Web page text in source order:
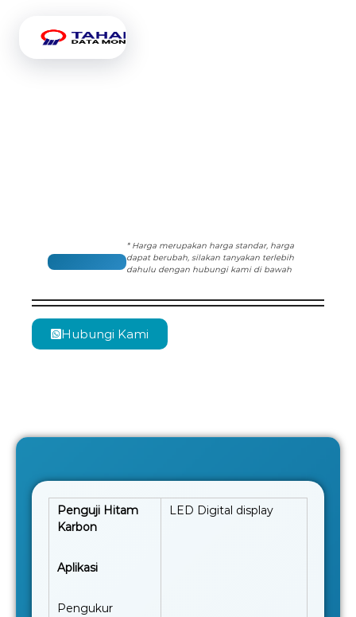
* Harga merupakan harga standar, harga
dapat berubah, silakan tanyakan terlebih
dahulu dengan hubungi kami di bawah
Hubungi Kami
Penguji Hitam
Karbon
Aplikasi
Pengukur
LED Digital display